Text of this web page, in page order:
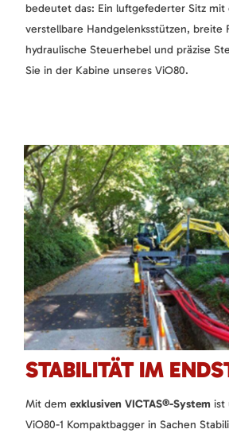
bedeutet das: Ein luftgefederter Sitz mit
verstellbare Handgelenksstützen, breite
hydraulische Steuerhebel und präzise
Sie in der Kabine unseres ViO80.
STABILITÄT IM
Mit dem exklusiven VICTAS®-System ist
ViO80-1 Kompaktbagger in Sachen